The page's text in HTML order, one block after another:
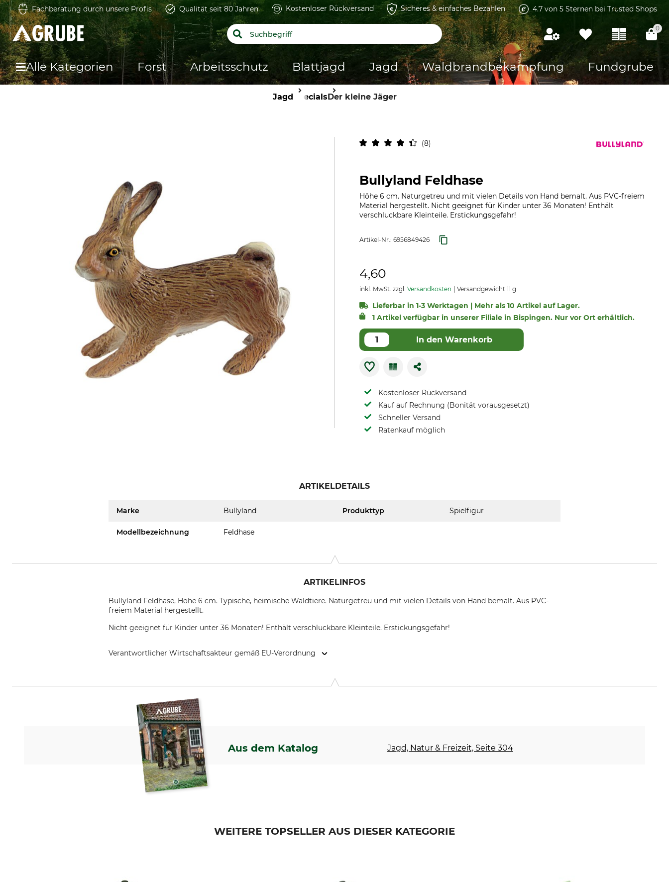
Fachberatung durch unsere Profis Qualität seit 80 Jahren Kostenloser Rückversand Sicheres & einfaches Bezahlen 4.7 von 5 Sternen bei Trusted Shops
0
Alle Kategorien Forst Arbeitsschutz Blattjagd Jagd Waldbrandbekämpfung Fundgrube
Jagd SpecialsDer kleine Jäger
8
Bullyland Feldhase
Höhe 6 cm. Naturgetreu und mit vielen Details von Hand bemalt. Aus PVC-freiem
Material hergestellt. Nicht geeignet für Kinder unter 36 Monaten! Enthält
verschluckbare Kleinteile. Erstickungsgefahr!
Artikel-Nr.: 6956849426
4,60
inkl. MwSt. zzgl. Versandkosten Versandgewicht 11 g
Lieferbar in 1-3 Werktagen | Mehr als 10 Artikel auf Lager.
1 Artikel verfügbar in unserer Filiale in Bispingen. Nur vor Ort erhältlich.
In den Warenkorb
Kostenloser Rückversand
Kauf auf Rechnung (Bonität vorausgesetzt)
Schneller Versand
Ratenkauf möglich
ARTIKELDETAILS
Marke Bullyland Produkttyp Spielfigur
Modellbezeichnung Feldhase
ARTIKELINFOS
Bullyland Feldhase, Höhe 6 cm. Typische, heimische Waldtiere. Naturgetreu und mit vielen Details von Hand bemalt. Aus PVC-
freiem Material hergestellt.
Nicht geeignet für Kinder unter 36 Monaten! Enthält verschluckbare Kleinteile. Erstickungsgefahr!
Verantwortlicher Wirtschaftsakteur gemäß EU-Verordnung
Aus dem Katalog Jagd, Natur & Freizeit, Seite 304
WEITERE TOPSELLER AUS DIESER KATEGORIE